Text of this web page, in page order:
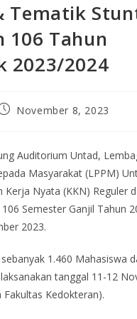
Tematik
106 Tahun
2023/2024
November 8, 2023
Auditorium Untad,
Masyarakat (LPPM)
Kerja Nyata (KKN) Reguler
Semester Ganjil Tahun
2023.
1.460 Mahasiswa
tanggal 11-12
Kedokteran).